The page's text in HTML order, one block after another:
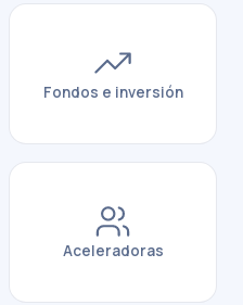
Fondos e inversión
Aceleradoras